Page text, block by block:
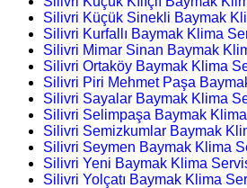
Silivri Küçük Sinekli Baymak
Silivri Kurfallı Baymak Klima
Silivri Mimar Sinan Baymak
Silivri Ortaköy Baymak Klima
Silivri Piri Mehmet Paşa
Silivri Sayalar Baymak Klima
Silivri Selimpaşa Baymak
Silivri Semizkumlar Baymak
Silivri Seymen Baymak Klima
Silivri Yeni Baymak Klima
Silivri Yolçatı Baymak Klima